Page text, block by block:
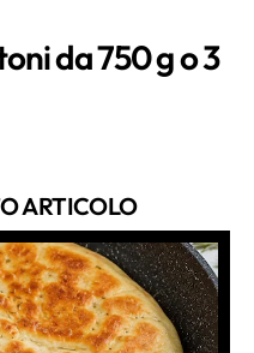
da 750 g o 3
ARTICOLO